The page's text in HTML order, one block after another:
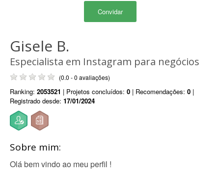
Convidar
Gisele B.
Especialista em Instagram para negócios
(0.0 - 0 avaliações)
Ranking: 2053521 | Projetos concluídos: 0 | Recomendações: 0 |
Registrado desde: 17/01/2024
Sobre mim:
Olá bem vindo ao meu perfil !